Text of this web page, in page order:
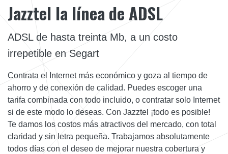
Jazztel la línea de ADSL
ADSL de hasta treinta Mb, a un costo
irrepetible en Segart
Contrata el Internet más económico y goza al tiempo de
ahorro y de conexión de calidad. Puedes escoger una
tarifa combinada con todo incluido, o contratar solo Internet
si de este modo lo deseas. Con Jazztel ¡todo es posible!
Te damos los costos más atractivos del mercado, con total
claridad y sin letra pequeña. Trabajamos absolutamente
todos días con el deseo de mejorar nuestra cobertura y